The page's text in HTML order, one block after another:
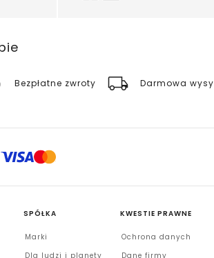
Bezpłatne zwroty Darmowa
SPÓŁKA
Marki
Dla ludzi i planety
KWESTIE PRAWNE
Ochrona danych
Dane firmy